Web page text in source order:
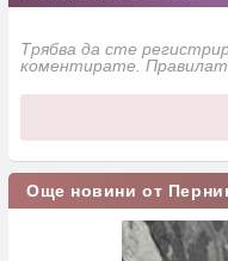
Трябва да сте
коментирате.
Още новини от